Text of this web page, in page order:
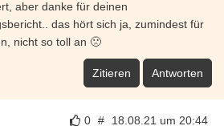
aber danke für deinen
das hört sich ja, zumindest für
nicht so toll an 🙁
Zitieren Antworten
0 # 18.08.21 um 20:44